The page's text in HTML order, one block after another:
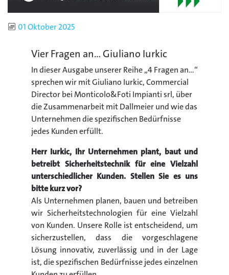
Publiziert
01 Oktober 2025
Vier Fragen an... Giuliano Iurkic
In dieser Ausgabe unserer Reihe „4 Fragen an...“
sprechen wir mit Giuliano Iurkic, Commercial
Director bei Monticolo&Foti Impianti srl, über
die Zusammenarbeit mit Dallmeier und wie das
Unternehmen die spezifischen Bedürfnisse
jedes Kunden erfüllt.
Herr Iurkic, Ihr Unternehmen plant, baut und
betreibt Sicherheitstechnik für eine Vielzahl
unterschiedlicher Kunden. Stellen Sie es uns
bitte kurz vor?
Als Unternehmen planen, bauen und betreiben
wir Sicherheitstechnologien für eine Vielzahl
von Kunden. Unsere Rolle ist entscheidend, um
sicherzustellen, dass die vorgeschlagene
Lösung innovativ, zuverlässig und in der Lage
ist, die spezifischen Bedürfnisse jedes einzelnen